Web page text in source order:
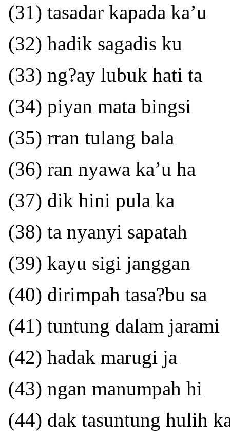
(31) tasadar kapada ka’u
(32) hadik sagadis ku
(33) ng?ay lubuk hati ta
(34) piyan mata bingsi
(35) rran tulang bala
(36) ran nyawa ka’u ha
(37) dik hini pula ka
(38) ta nyanyi sapatah
(39) kayu sigi janggan
(40) dirimpah tasa?bu sa
(41) tuntung dalam jarami
(42) hadak marugi ja
(43) ngan manumpah hi
(44) dak tasuntung hulih